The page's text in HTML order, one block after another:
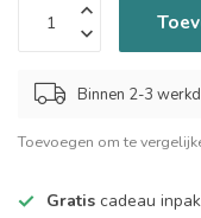
Binnen 2-3
Toevoegen om te
Gratis cadeau